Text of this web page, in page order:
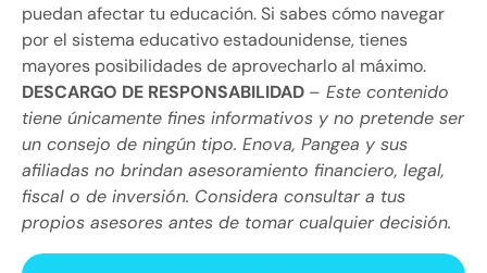
puedan afectar tu educación. Si sabes cómo navegar
por el sistema educativo estadounidense, tienes
mayores posibilidades de aprovecharlo al máximo.
DESCARGO DE RESPONSABILIDAD – Este contenido
tiene únicamente fines informativos y no pretende ser
un consejo de ningún tipo. Enova, Pangea y sus
afiliadas no brindan asesoramiento financiero, legal,
fiscal o de inversión. Considera consultar a tus
propios asesores antes de tomar cualquier decisión.